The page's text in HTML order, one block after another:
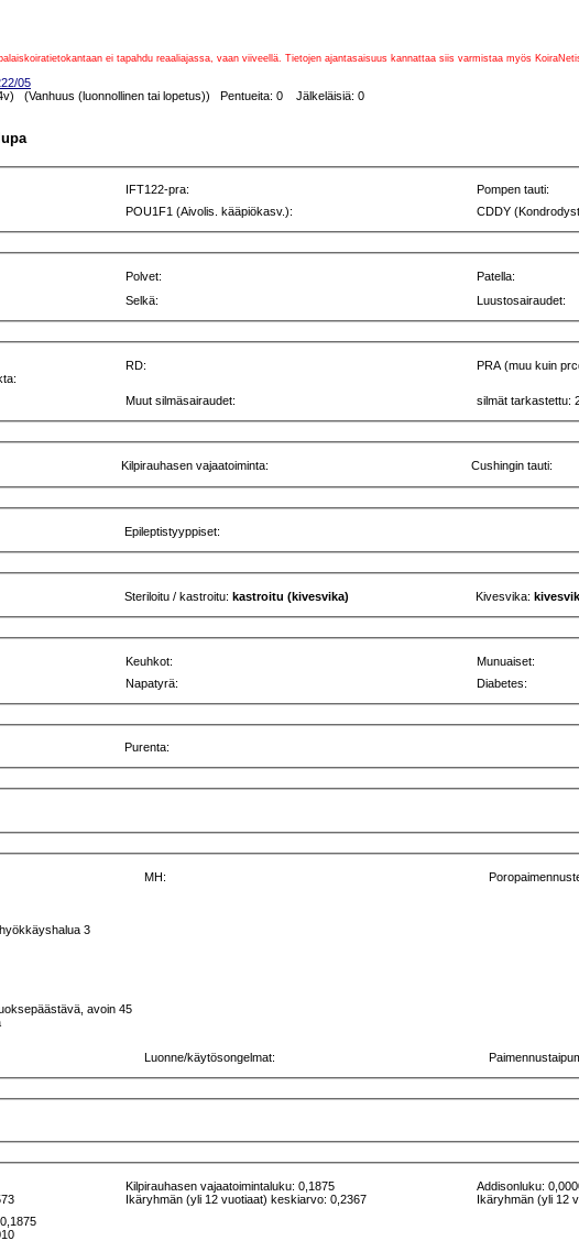
ei tapahdu reaaliajassa, vaan viiveellä. Tietojen ajantasaisuus kannattaa siis varmistaa myös
05
(Vanhuus (luonnollinen tai lopetus)) Pentueita: 0 Jälkeläisiä: 0
IFT122-pra: Pompen tauti:
POU1F1 (Aivolis. kääpiökasv.): CDDY
Polvet: Patella:
Selkä: Luustosairaudet:
RD: PRA (muu kuin
Muut silmäsairaudet: silmät tarkastettu:
Kilpirauhasen vajaatoiminta: Cushingin tauti:
Epileptistyyppiset:
Steriloitu / kastroitu:kastroitu (kivesvika) Kivesvika:
Keuhkot: Munuaiset:
Napatyrä: Diabetes:
Purenta:
3
avoin 45
MH:
Luonne/käytösongelmat:
Kilpirauhasen vajaatoimintaluku: 0,1875
Ikäryhmän (yli 12 vuotiaat) keskiarvo: 0,2367
Addisonluku:
Ikäryhmän (yli 12